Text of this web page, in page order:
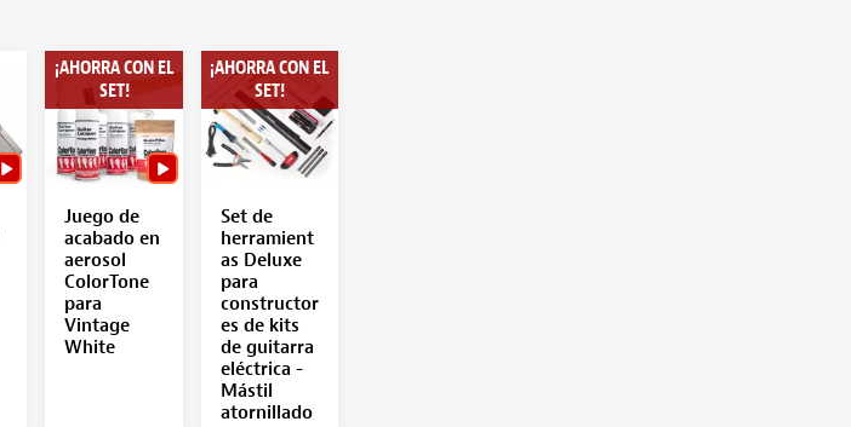
¡AHORRA CON EL
SET!
Juego de
acabado en
aerosol
ColorTone
para
Vintage
White
¡AHORRA CON EL
SET!
Set de
herramient
as Deluxe
para
constructor
es de kits
de guitarra
eléctrica -
Mástil
atornillado